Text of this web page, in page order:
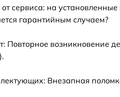
кнопки включения Xiaomi
от сервиса: на
гарантийным случаем?
Повторное возникновение
Внезапная